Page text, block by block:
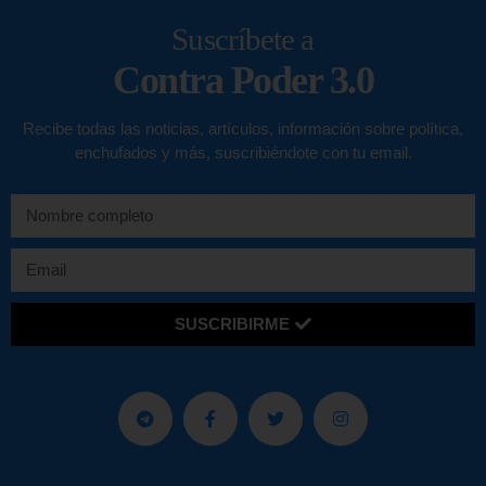
Suscríbete a
Contra Poder 3.0
Recibe todas las noticias, artículos, información sobre política,
enchufados y más, suscribiéndote con tu email.
SUSCRIBIRME